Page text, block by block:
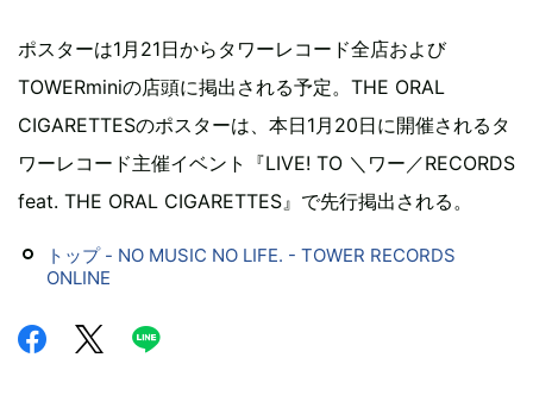
ポスターは1月21日からタワーレコード全店および
TOWERminiの店頭に掲出される予定。THE ORAL
CIGARETTESのポスターは、本日1月20日に開催されるタ
ワーレコード主催イベント『LIVE! TO ＼ワー／RECORDS
feat. THE ORAL CIGARETTES』で先行掲出される。
トップ - NO MUSIC NO LIFE. - TOWER RECORDS
ONLINE